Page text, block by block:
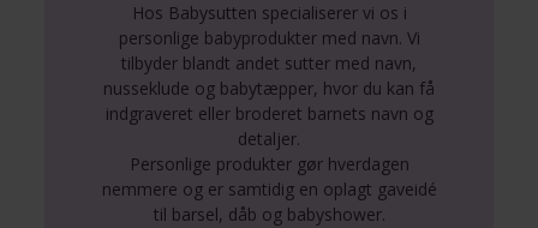
Hos Babysutten specialiserer vi os i
personlige babyprodukter med navn. Vi
tilbyder blandt andet sutter med navn,
nusseklude og babytæpper, hvor du kan få
indgraveret eller broderet barnets navn og
detaljer.
Personlige produkter gør hverdagen
nemmere og er samtidig en oplagt gaveidé
til barsel, dåb og babyshower.